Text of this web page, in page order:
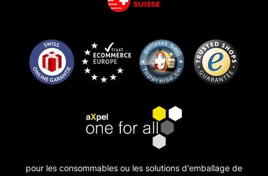
pour les consommables ou les solutions d'emballage de